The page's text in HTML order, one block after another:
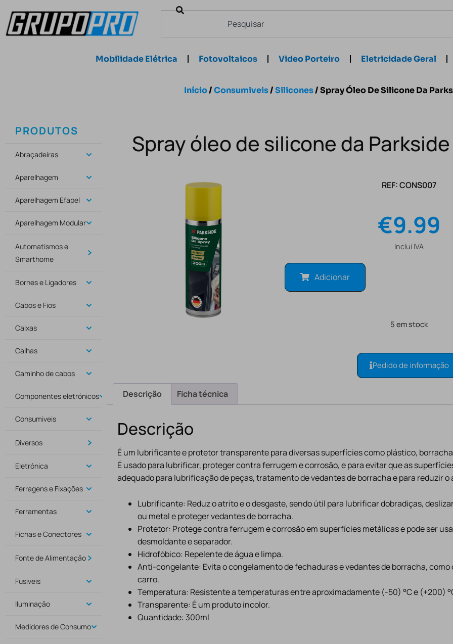
Mobilidade Elétrica Fotovoltaicos Video Porteiro Eletricidade Geral
Início/Consumiveis/Silicones/ Spray Óleo De Silicone Da
PRODUTOS
Abraçadeiras
Aparelhagem
Aparelhagem Efapel
Aparelhagem Modular
Automatismos e
Smarthome
Bornes e Ligadores
Cabos e Fios
Caixas
Calhas
Caminho de cabos
Componentes eletrónicos
Consumiveis
Diversos
Eletrónica
Ferragens e Fixações
Ferramentas
Fichas e Conectores
Fonte de Alimentação
Fusiveis
Iluminação
Medidores de Consumo
Spray óleo de silicone da
REF: CONS007
€9.99
Inclui IVA
Adicionar
5 em stock
Pedido de informação
Descrição Ficha técnica
Descrição
É um lubrificante e protetor transparente para diversas superfícies como plástico,
É usado para lubrificar, proteger contra ferrugem e corrosão, e para evitar que as
adequado para lubrificação de peças, tratamento de vedantes de borracha e para reduzir o
Lubrificante: Reduz o atrito e o desgaste, sendo útil para lubrificar dobradiças,
ou metal e proteger vedantes de borracha.
Protetor: Protege contra ferrugem e corrosão em superfícies metálicas e pode ser
desmoldante e separador.
Hidrofóbico: Repelente de água e limpa.
Anti-congelante: Evita o congelamento de fechaduras e vedantes de borracha, como
carro.
Temperatura: Resistente a temperaturas entre aproximadamente (-50) °C e (+200)
Transparente: É um produto incolor.
Quantidade: 300ml